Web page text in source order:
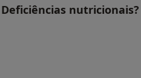
nutricionais?